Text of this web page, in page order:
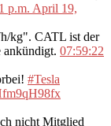
p.m. April 19,
kg". CATL ist der
ankündigt. 07:59:22
#Tesla
nicht Mitglied